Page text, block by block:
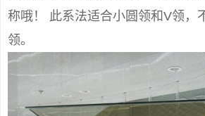
称哦！ 此系法适合小圆领和V领，
领。